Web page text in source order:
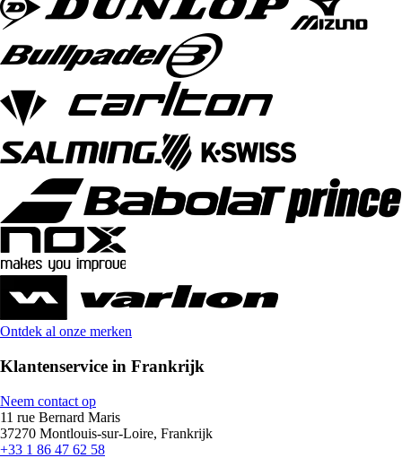
Ontdek al onze merken
Klantenservice in Frankrijk
Neem contact op
11 rue Bernard Maris
37270 Montlouis-sur-Loire, Frankrijk
+33 1 86 47 62 58